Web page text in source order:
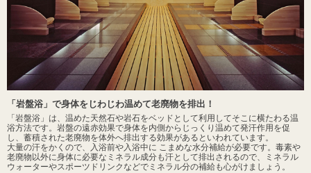
「岩盤浴」で身体をじわじわ温めて老廃物を排出！
「岩盤浴」は、温めた天然石や岩石をベッドとして利用してそこに横たわる温
浴方法です。岩盤の遠赤効果で身体を内側からじっくり温めて発汗作用を促
し、蓄積された老廃物を体外へ排出する効果があるといわれています。
大量の汗をかくので、入浴前や入浴中に こまめな水分補給が必要です。毒素や
老廃物以外に身体に必要なミネラル成分も汗として排出されるので、ミネラル
ウォーターやスポーツドリンクなどでミネラル分の補給も心がけましょう。